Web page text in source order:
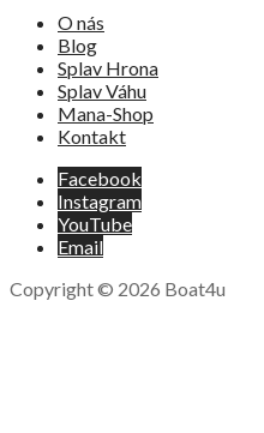
O nás
Blog
Splav Hrona
Splav Váhu
Mana-Shop
Kontakt
Facebook
Instagram
YouTube
Email
Copyright © 2026 Boat4u